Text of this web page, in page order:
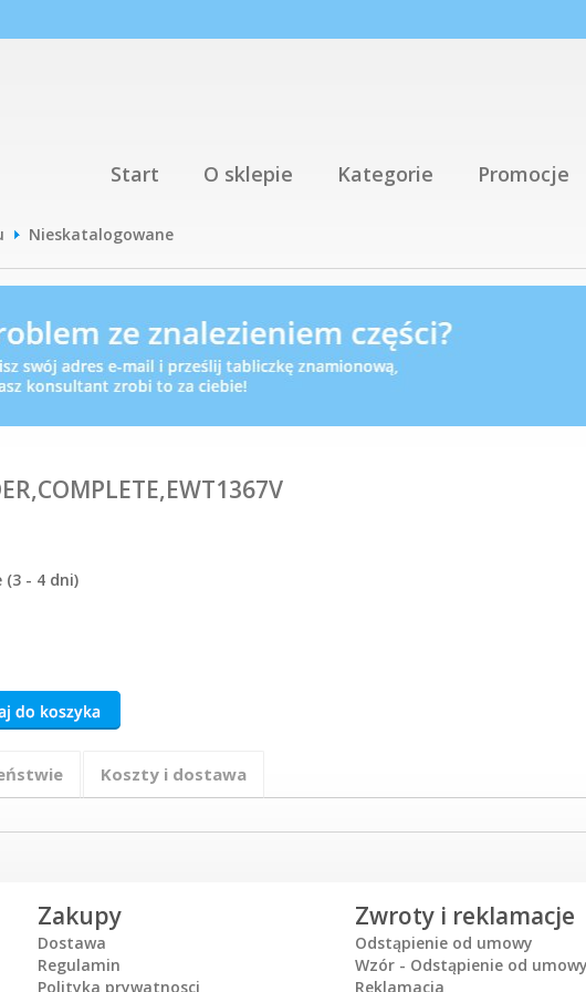
Start O sklepie Kategorie Promocje
Nieskatalogowane
- 4 dni)
Koszty i dostawa
Zakupy
Dostawa
Regulamin
Polityka prywatnosci
Zwroty i reklamacje
Odstąpienie od umowy
Wzór - Odstąpienie od
Reklamacja